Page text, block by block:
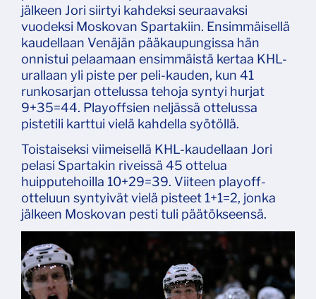
jälkeen Jori siirtyi kahdeksi seuraavaksi
vuodeksi Moskovan Spartakiin. Ensimmäisellä
kaudellaan Venäjän pääkaupungissa hän
onnistui pelaamaan ensimmäistä kertaa KHL-
urallaan yli piste per peli-kauden, kun 41
runkosarjan ottelussa tehoja syntyi hurjat
9+35=44. Playoffsien neljässä ottelussa
pistetili karttui vielä kahdella syötöllä.
Toistaiseksi viimeisellä KHL-kaudellaan Jori
pelasi Spartakin riveissä 45 ottelua
huipputehoilla 10+29=39. Viiteen playoff-
otteluun syntyivät vielä pisteet 1+1=2, jonka
jälkeen Moskovan pesti tuli päätökseensä.